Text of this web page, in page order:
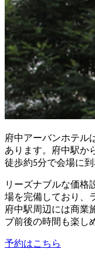
府中アーバンホテル
あります。府中駅か
徒歩約5分で会場に
リーズナブルな価格
場を完備しており、
府中駅周辺には商業
ブ前後の時間も楽し
予約はこちら